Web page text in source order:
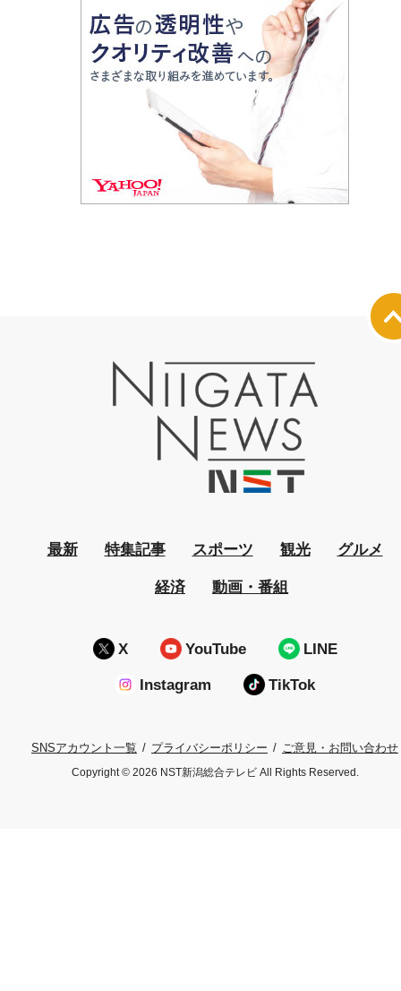
最新 特集記事 スポーツ 観光 グルメ
経済 動画・番組
X YouTube LINE
Instagram TikTok
SNSアカウント一覧 プライバシーポリシー ご意見・お問い合わせ
Copyright © 2026 NST新潟総合テレビ All Rights Reserved.